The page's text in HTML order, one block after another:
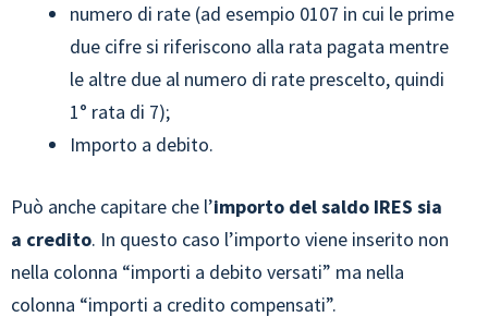
numero di rate (ad esempio 0107 in cui le prime
due cifre si riferiscono alla rata pagata mentre
le altre due al numero di rate prescelto, quindi
1° rata di 7);
Importo a debito.
Può anche capitare che l’importo del saldo IRES sia
a credito. In questo caso l’importo viene inserito non
nella colonna “importi a debito versati” ma nella
colonna “importi a credito compensati”.